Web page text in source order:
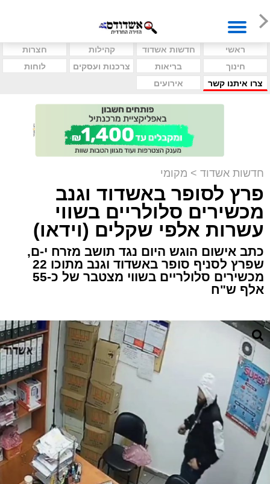
ראשי חדשות אשדוד קהילות
חצרות
חינוך
בריאות צרכנות ועסקים
לוחות
צרו איתנו קשר
אירועים
חדשות אשדוד > מקומי
פרץ לסופר באשדוד וגנב
מכשירים סלולריים בשווי
עשרות אלפי שקלים (וידאו)
כתב אישום הוגש היום נגד תושב מזרח י-ם,
שפרץ לסניף סופר באשדוד וגנב מתוכו 22
מכשירים סלולריים בשווי מצטבר של כ-55
אלף ש"ח